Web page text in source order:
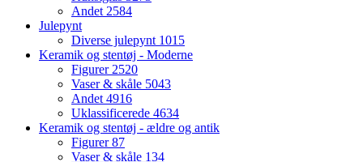
Andet2584
Julepynt
Diverse julepynt 1015
Keramik og stentøj - Moderne
Figurer2520
Vaser & skåle 5043
Andet4916
Uklassificerede 4634
Keramik og stentøj - ældre og antik
Figurer87
Vaser & skåle 134